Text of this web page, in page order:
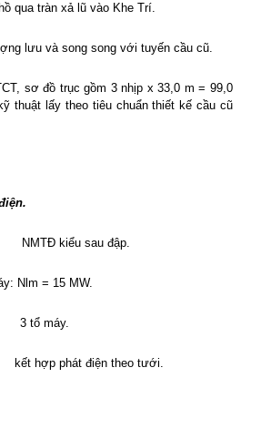
qua tràn xả lũ vào Khe Trí.
lưu và song song với tuyến cầu cũ.
sơ đồ trục gồm 3 nhịp x 33,0 m = 99,0
thuật lấy theo tiêu chuẩn thiết kế cầu cũ
NMTĐ kiểu sau đập.
Nlm = 15 MW.
3 tổ máy.
kết hợp phát điện theo tưới.